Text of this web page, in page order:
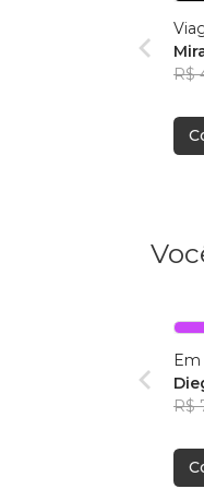
R$
R$